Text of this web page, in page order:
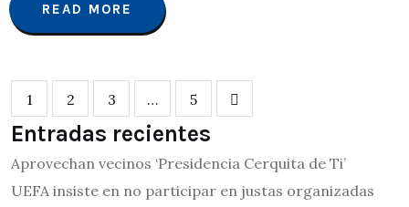
READ MORE
1 2 3 … 5
Entradas recientes
Aprovechan vecinos ‘Presidencia Cerquita de Ti’
UEFA insiste en no participar en justas organizadas